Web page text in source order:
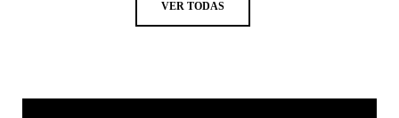
VER TODAS